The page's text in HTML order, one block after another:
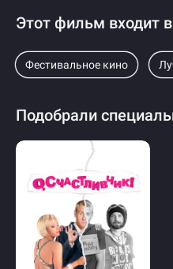
Этот фильм входит
Фестивальное кино
Подобрали